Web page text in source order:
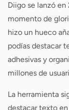
Diigo se lanzó
momento de
hizo un hueco
podías destacar
adhesivas y
millones de
La herramienta
destacar texto